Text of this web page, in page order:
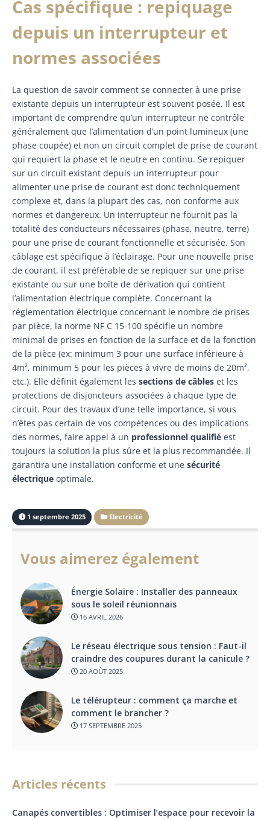
Cas spécifique : repiquage
depuis un interrupteur et
normes associées
La question de savoir comment se connecter à une prise
existante depuis un interrupteur est souvent posée. Il est
important de comprendre qu’un interrupteur ne contrôle
généralement que l’alimentation d’un point lumineux (une
phase coupée) et non un circuit complet de prise de courant
qui requiert la phase et le neutre en continu. Se repiquer
sur un circuit existant depuis un interrupteur pour
alimenter une prise de courant est donc techniquement
complexe et, dans la plupart des cas, non conforme aux
normes et dangereux. Un interrupteur ne fournit pas la
totalité des conducteurs nécessaires (phase, neutre, terre)
pour une prise de courant fonctionnelle et sécurisée. Son
câblage est spécifique à l’éclairage. Pour une nouvelle prise
de courant, il est préférable de se repiquer sur une prise
existante ou sur une boîte de dérivation qui contient
l’alimentation électrique complète. Concernant la
réglementation électrique concernant le nombre de prises
par pièce, la norme NF C 15-100 spécifie un nombre
minimal de prises en fonction de la surface et de la fonction
de la pièce (ex: minimum 3 pour une surface inférieure à
4m², minimum 5 pour les pièces à vivre de moins de 20m²,
etc.). Elle définit également les sections de câbles et les
protections de disjoncteurs associées à chaque type de
circuit. Pour des travaux d’une telle importance, si vous
n’êtes pas certain de vos compétences ou des implications
des normes, faire appel à un professionnel qualifié est
toujours la solution la plus sûre et la plus recommandée. Il
garantira une installation conforme et une sécurité
électrique optimale.
1 septembre 2025 Electricité
Vous aimerez également
Énergie Solaire : Installer des panneaux
sous le soleil réunionnais
16 AVRIL 2026
Le réseau électrique sous tension : Faut-il
craindre des coupures durant la canicule ?
20 AOÛT 2025
Le télérupteur : comment ça marche et
comment le brancher ?
17 SEPTEMBRE 2025
Articles récents
Canapés convertibles : Optimiser l’espace pour recevoir la